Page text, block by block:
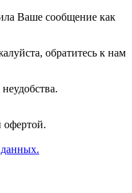
Ваше сообщение как
обратитесь к нам
офертой.